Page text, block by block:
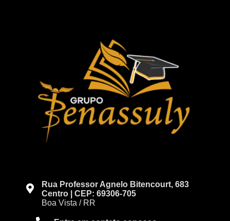
Rua Professor Agnelo Bitencourt, 683
Centro | CEP: 69306-705
Boa Vista / RR